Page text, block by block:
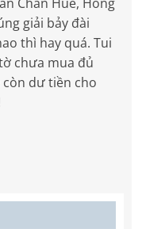
Chấn Huê, Hồng
giải bảy đài
thì hay quá. Tui
chưa mua đủ
còn dư tiền cho